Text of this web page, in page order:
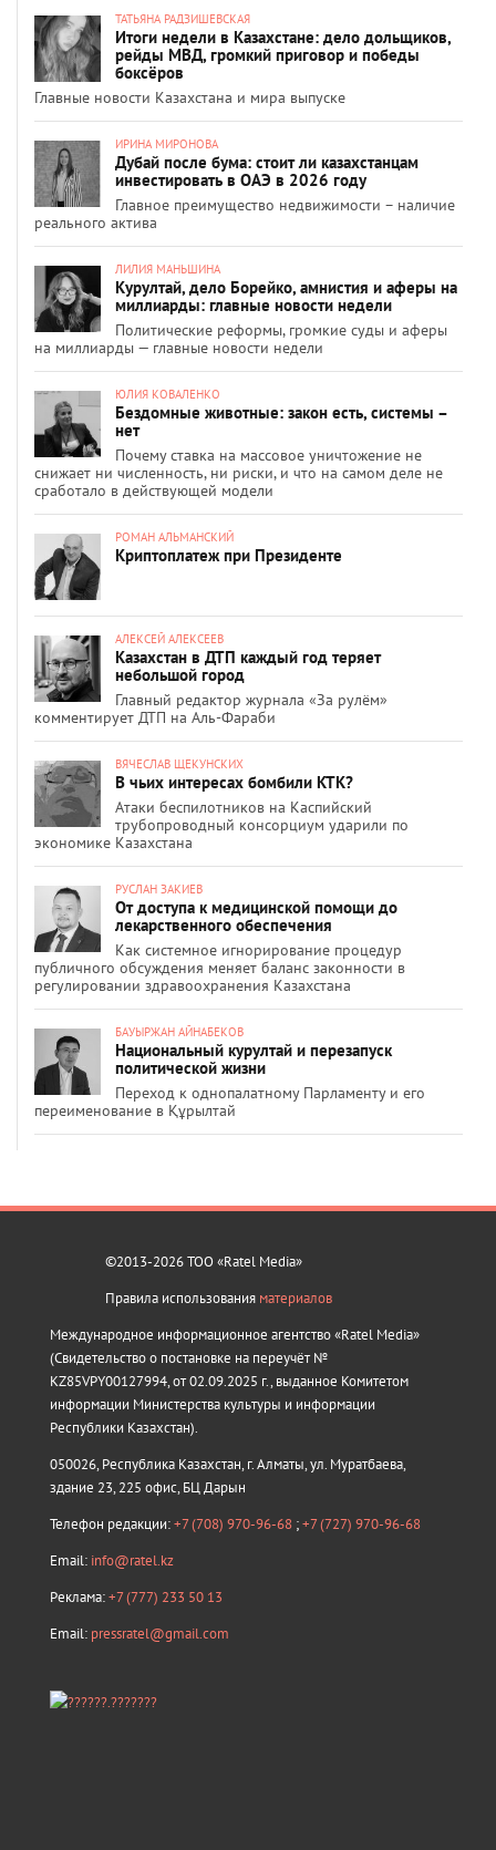
ТАТЬЯНА РАДЗИШЕВСКАЯ
Итоги недели в Казахстане: дело дольщиков,
рейды МВД, громкий приговор и победы
боксёров
Главные новости Казахстана и мира выпуске
ИРИНА МИРОНОВА
Дубай после бума: стоит ли казахстанцам
инвестировать в ОАЭ в 2026 году
Главное преимущество недвижимости – наличие
реального актива
ЛИЛИЯ МАНЬШИНА
Курултай, дело Борейко, амнистия и аферы на
миллиарды: главные новости недели
Политические реформы, громкие суды и аферы
на миллиарды — главные новости недели
ЮЛИЯ КОВАЛЕНКО
Бездомные животные: закон есть, системы –
нет
Почему ставка на массовое уничтожение не
снижает ни численность, ни риски, и что на самом деле не
сработало в действующей модели
РОМАН АЛЬМАНСКИЙ
Криптоплатеж при Президенте
АЛЕКСЕЙ АЛЕКСЕЕВ
Казахстан в ДТП каждый год теряет
небольшой город
Главный редактор журнала «За рулём»
комментирует ДТП на Аль-Фараби
ВЯЧЕСЛАВ ЩЕКУНСКИХ
В чьих интересах бомбили КТК?
Атаки беспилотников на Каспийский
трубопроводный консорциум ударили по
экономике Казахстана
РУСЛАН ЗАКИЕВ
От доступа к медицинской помощи до
лекарственного обеспечения
Как системное игнорирование процедур
публичного обсуждения меняет баланс законности в
регулировании здравоохранения Казахстана
БАУЫРЖАН АЙНАБЕКОВ
Национальный курултай и перезапуск
политической жизни
Переход к однопалатному Парламенту и его
переименование в Құрылтай
©2013-2026 ТОО «Ratel Media»
Правила использования материалов
Международное информационное агентство «Ratel Media»
(Свидетельство о постановке на переучёт №
KZ85VPY00127994, от 02.09.2025 г., выданное Комитетом
информации Министерства культуры и информации
Республики Казахстан).
050026, Республика Казахстан, г. Алматы, ул. Муратбаева,
здание 23, 225 офис, БЦ Дарын
Телефон редакции:+7 (708) 970-96-68 ;+7 (727) 970-96-68
Email: info@ratel.kz
Реклама:+7 (777) 233 50 13
Email: pressratel@gmail.com